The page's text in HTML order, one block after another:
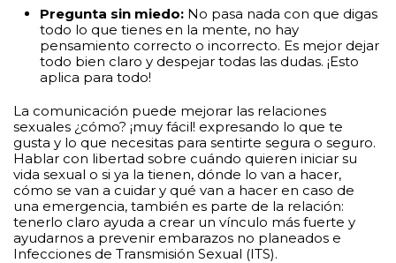
Pregunta sin miedo: No pasa nada con que digas
todo lo que tienes en la mente, no hay
pensamiento correcto o incorrecto. Es mejor dejar
todo bien claro y despejar todas las dudas. ¡Esto
aplica para todo!
La comunicación puede mejorar las relaciones
sexuales ¿cómo? ¡muy fácil! expresando lo que te
gusta y lo que necesitas para sentirte segura o seguro.
Hablar con libertad sobre cuándo quieren iniciar su
vida sexual o si ya la tienen, dónde lo van a hacer,
cómo se van a cuidar y qué van a hacer en caso de
una emergencia, también es parte de la relación:
tenerlo claro ayuda a crear un vínculo más fuerte y
ayudarnos a prevenir embarazos no planeados e
Infecciones de Transmisión Sexual (ITS).